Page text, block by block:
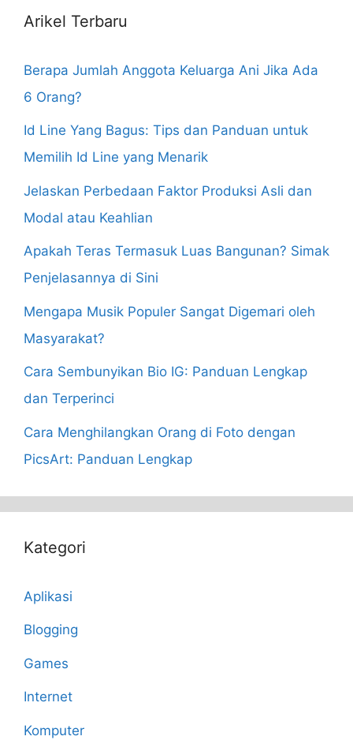
Arikel Terbaru
Berapa Jumlah Anggota Keluarga Ani Jika Ada
6 Orang?
Id Line Yang Bagus: Tips dan Panduan untuk
Memilih Id Line yang Menarik
Jelaskan Perbedaan Faktor Produksi Asli dan
Modal atau Keahlian
Apakah Teras Termasuk Luas Bangunan? Simak
Penjelasannya di Sini
Mengapa Musik Populer Sangat Digemari oleh
Masyarakat?
Cara Sembunyikan Bio IG: Panduan Lengkap
dan Terperinci
Cara Menghilangkan Orang di Foto dengan
PicsArt: Panduan Lengkap
Kategori
Aplikasi
Blogging
Games
Internet
Komputer